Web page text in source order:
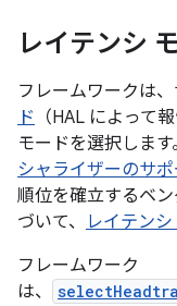
レイテンシ
フレームワークは
ド （HAL によって
モードを選択しま
シャライザーのサポ
順位を確立するベ
づいて、
レイテン
フレームワーク
は、